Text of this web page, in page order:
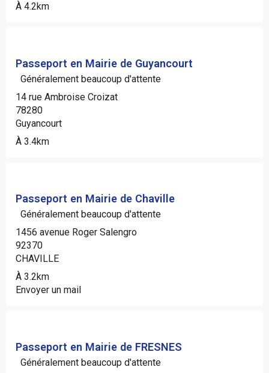
À 4.2km
Passeport en Mairie de Guyancourt
Généralement beaucoup d'attente
14 rue Ambroise Croizat
78280
Guyancourt
À 3.4km
Passeport en Mairie de Chaville
Généralement beaucoup d'attente
1456 avenue Roger Salengro
92370
CHAVILLE
À 3.2km
Envoyer un mail
Passeport en Mairie de FRESNES
Généralement beaucoup d'attente